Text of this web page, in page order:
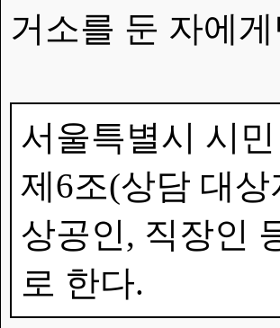
거소를 둔 자에
서울특별시 시
제6조(상담 대
상공인, 직장인
로 한다.